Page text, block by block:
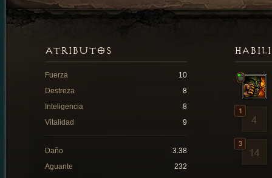
ATRIBUTOS
Fuerza
10
Destreza
8
Inteligencia
8
Vitalidad
9
Daño
3.38
Aguante
232